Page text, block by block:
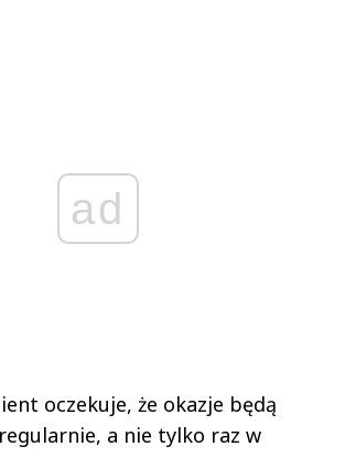
ad
oczekuje, że okazje będą
a nie tylko raz w